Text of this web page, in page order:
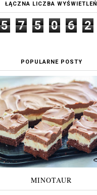
ŁĄCZNA LICZBA WYŚWIETLEŃ
5 7 5 0 6 2
POPULARNE POSTY
MINOTAUR